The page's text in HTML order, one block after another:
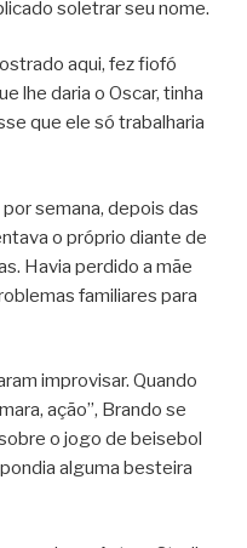
soletrar seu nome.
aqui, fez fiofó
lhe daria o Oscar, tinha
que ele só trabalharia
semana, depois das
o próprio diante de
Havia perdido a mãe
familiares para
improvisar. Quando
ação”, Brando se
o jogo de beisebol
alguma besteira